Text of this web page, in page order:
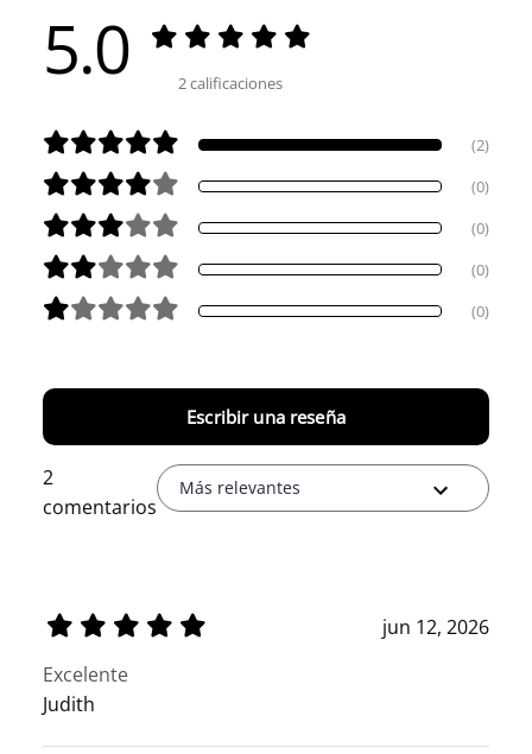
5.0 2 calificaciones
(2)
(0)
(0)
(0)
(0)
Escribir una reseña
2
comentarios
Más relevantes
jun 12, 2026
Excelente
Judith